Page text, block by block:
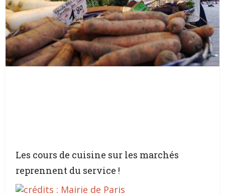
Les cours de cuisine sur les marchés
reprennent du service !